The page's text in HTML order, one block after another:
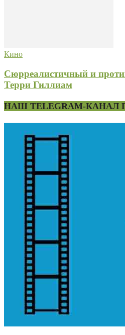
Кино
Сюрреалистичный и
Терри Гиллиам
НАШ TELEGRAM-КАНАЛ